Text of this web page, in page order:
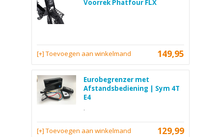
Voorrek Phatfour FLX
149,95
[+] Toevoegen aan winkelmand
Eurobegrenzer met
Afstandsbediening | Sym 4T
E4
.
129,99
[+] Toevoegen aan winkelmand